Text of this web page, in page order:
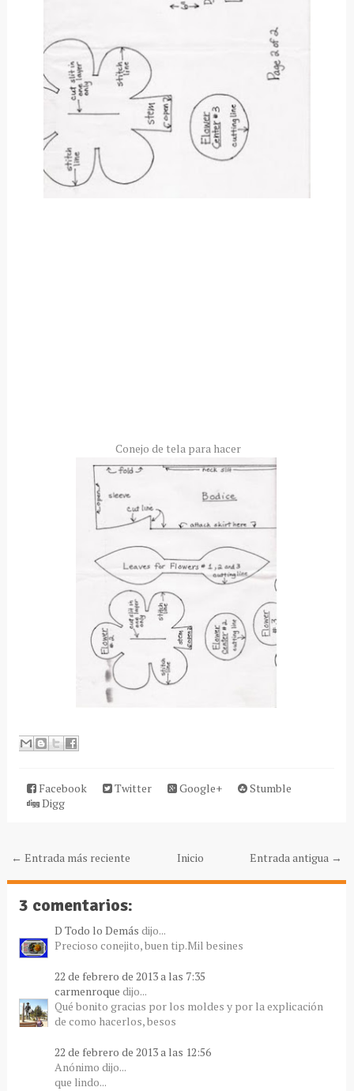
Conejo de tela para hacer
Facebook Twitter Google+
Stumble
Digg
← Entrada más reciente Entrada antigua →
Inicio
3 comentarios:
D Todo lo Demás dijo...
Precioso conejito, buen tip.Mil besines
22 de febrero de 2013 a las 7:35
carmenroque dijo...
Qué bonito gracias por los moldes y por la explicación
de como hacerlos, besos
22 de febrero de 2013 a las 12:56
Anónimo dijo...
que lindo...